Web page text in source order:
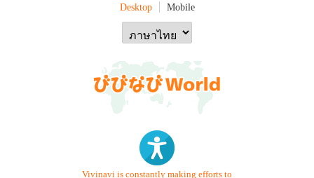
Desktop Mobile
Vivinavi is constantly making efforts to